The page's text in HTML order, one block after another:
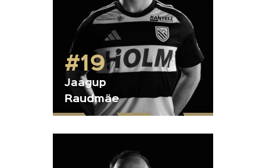
#19
Jaagup
Raudmäe